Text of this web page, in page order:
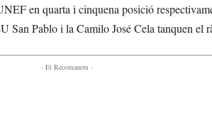
en quarta i cinquena posició
Pablo i la Camilo José Cela tanquen el
- Et Recomanem -